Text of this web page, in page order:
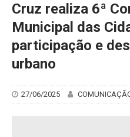
Cruz realiza 6ª
Municipal das
participação e
urbano
27/06/2025